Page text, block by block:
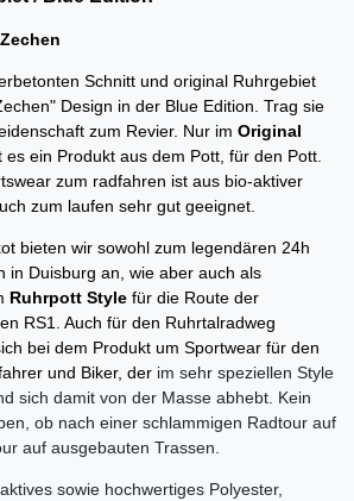
Schnitt und original Ruhrgebiet
Design in der Blue Edition. Trag sie
zum Revier. Nur im Original
es ein Produkt aus dem Pott, für den Pott.
zum radfahren ist aus bio-aktiver
zum laufen sehr gut geeignet.
bieten wir sowohl zum legendären 24h
in Duisburg an, wie aber auch als
Ruhrpott Style für die Route der
RS1. Auch für den Ruhrtalradweg
bei dem Produkt um Sportwear für den
und Biker, der im sehr speziellen Style
sich damit von der Masse abhebt. Kein
ob nach einer schlammigen Radtour auf
auf ausgebauten Trassen.
sowie hochwertiges Polyester,